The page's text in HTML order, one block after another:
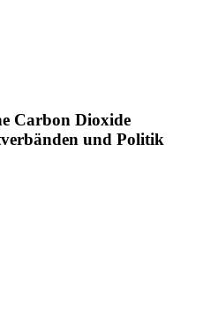
Carbon Dioxide
und Politik